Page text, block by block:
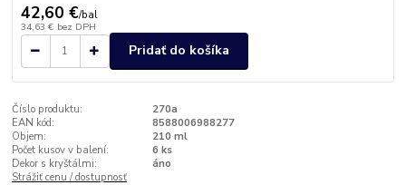
42,60 €/bal
34,63 € bez DPH
Pridať do košíka
Číslo produktu:
270a
EAN kód:
8588006988277
Objem:
210 ml
Počet kusov v balení:
6 ks
Dekor s kryštálmi:
áno
Strážiť cenu / dostupnosť